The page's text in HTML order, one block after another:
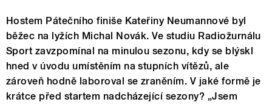
Hostem Pátečního finiše Kateřiny Neumannové byl
běžec na lyžích Michal Novák. Ve studiu Radiožurnálu
Sport zavzpomínal na minulou sezonu, kdy se blýskl
hned v úvodu umístěním na stupních vítězů, ale
zároveň hodně laboroval se zraněním. V jaké formě je
krátce před startem nadcházející sezony? „Jsem